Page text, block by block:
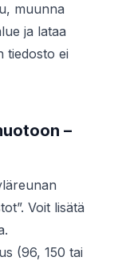
muunna
ja lataa
tiedosto ei
–
Voit lisätä
(96, 150 tai